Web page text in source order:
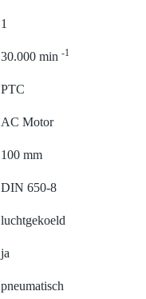
1
30.000 min -1
PTC
AC Motor
100 mm
DIN 650-8
luchtgekoeld
ja
pneumatisch